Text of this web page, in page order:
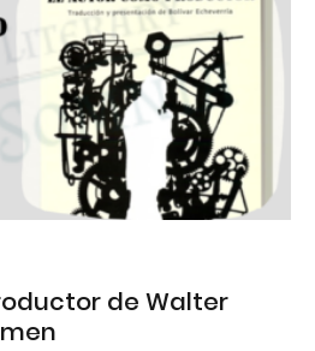
de Walter